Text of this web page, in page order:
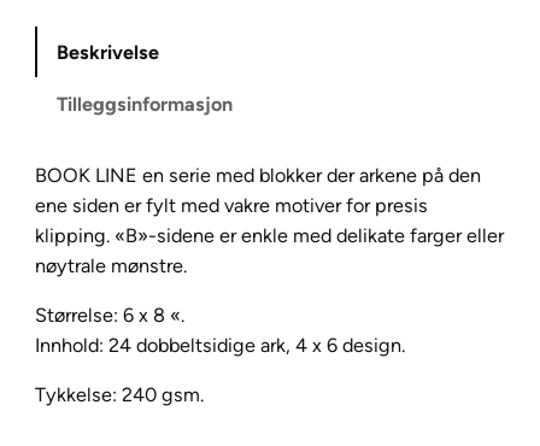
r
i
n
d
o
w
B
o
Beskrivelse
Tilleggsinformasjon
BOOK LINE en serie med blokker der arkene på den
ene siden er fylt med vakre motiver for presis
klipping. «B»-sidene er enkle med delikate farger eller
nøytrale mønstre.
Størrelse: 6 x 8 «.
Innhold: 24 dobbeltsidige ark, 4 x 6 design.
Tykkelse: 240 gsm.